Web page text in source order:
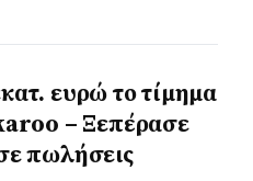
ευρώ το τίμημα
– Ξεπέρασε
πωλήσεις